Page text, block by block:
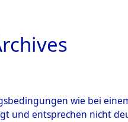
wie bei
und entsprechen nicht